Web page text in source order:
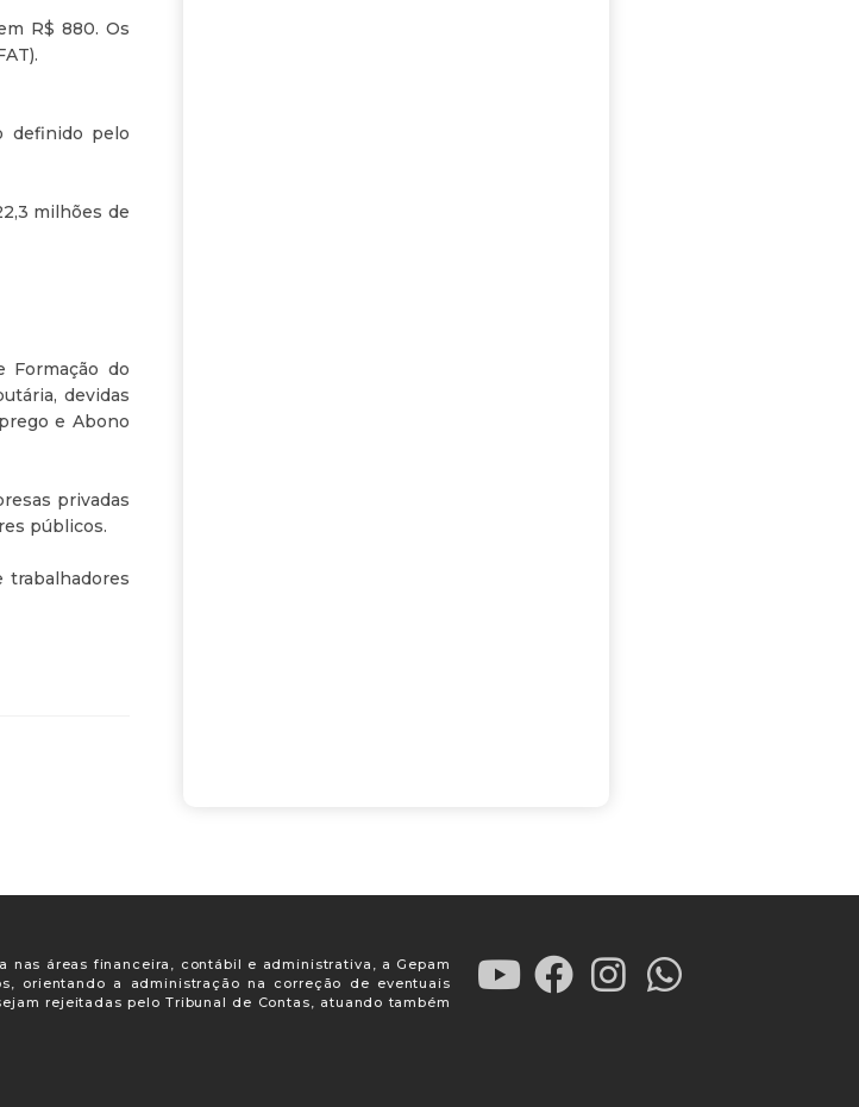
R$ 880. Os
definido pelo
milhões de
Formação do
devidas
e Abono
privadas
públicos.
trabalhadores
nas áreas financeira, contábil e administrativa, a Gepam
orientando a administração na correção de eventuais
rejeitadas pelo Tribunal de Contas, atuando também